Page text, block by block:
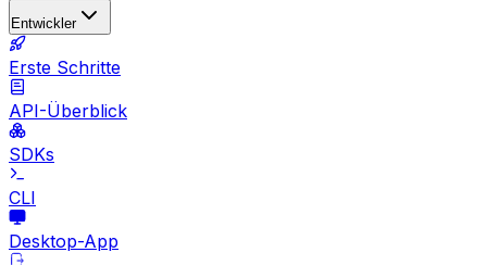
Entwickler
Erste Schritte
API-Überblick
SDKs
CLI
Desktop-App